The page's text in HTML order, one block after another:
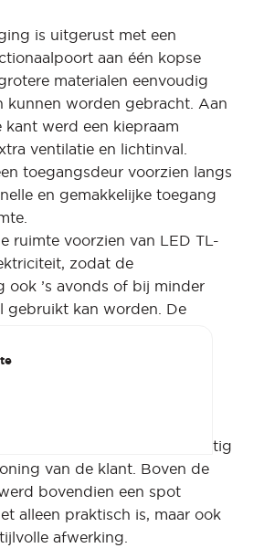
is uitgerust met een
aan één kopse
materialen eenvoudig
kunnen worden gebracht. Aan
kant werd een kiepraam
ventilatie en lichtinval.
toegangsdeur voorzien langs
en gemakkelijke toegang
ruimte voorzien van LED TL-
zodat de
ook ’s avonds of bij minder
gebruikt kan worden. De
werd behouden, wat
en
basis.
werd de container zwart
deze opslagruimte een
uitstraling krijgt die prachtig
van de klant. Boven de
bovendien een spot
alleen praktisch is, maar ook
afwerking.